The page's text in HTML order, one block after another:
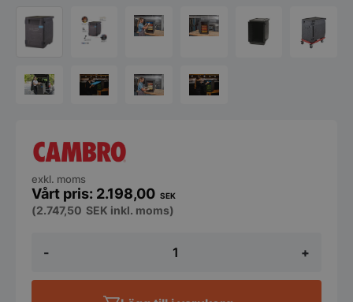
-
Thermobox
GoBox
+
2.198,00 SEK
exkl. moms
(2.747,50 SEK inkl. moms)